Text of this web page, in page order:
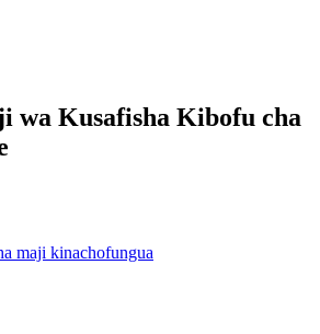
wa Kusafisha Kibofu cha
maji kinachofungua